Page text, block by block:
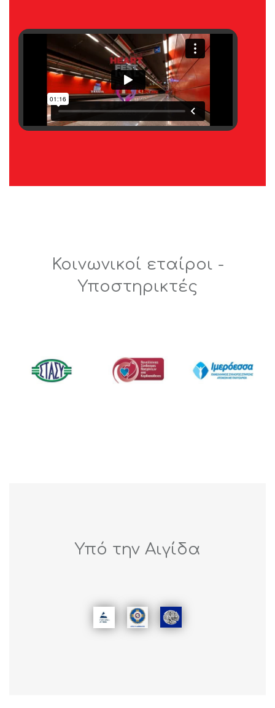
Κοινωνικοί εταίροι -
Υποστηρικτές
Υπό την Αιγίδα